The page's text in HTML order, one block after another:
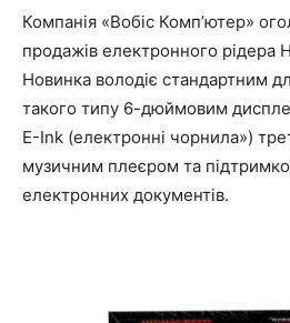
Компанія «Вобіс Комп’ютер»
продажів електронного рідера
Новинка володіє стандартним
такого типу 6-дюймовим
E-Ink (електронні чорнила»)
музичним плеєром та
електронних документів.